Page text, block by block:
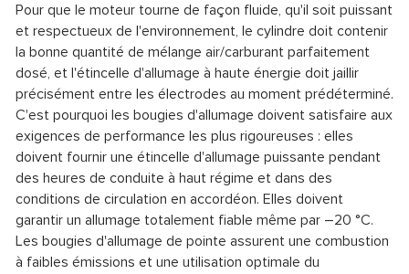
Pour que le moteur tourne de façon fluide, qu'il soit puissant
et respectueux de l'environnement, le cylindre doit contenir
la bonne quantité de mélange air/carburant parfaitement
dosé, et l'étincelle d'allumage à haute énergie doit jaillir
précisément entre les électrodes au moment prédéterminé.
C'est pourquoi les bougies d'allumage doivent satisfaire aux
exigences de performance les plus rigoureuses : elles
doivent fournir une étincelle d'allumage puissante pendant
des heures de conduite à haut régime et dans des
conditions de circulation en accordéon. Elles doivent
garantir un allumage totalement fiable même par –20 °C.
Les bougies d'allumage de pointe assurent une combustion
à faibles émissions et une utilisation optimale du